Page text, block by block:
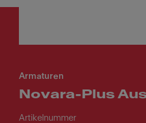
Armaturen
Novara-Plus
Artikelnummer